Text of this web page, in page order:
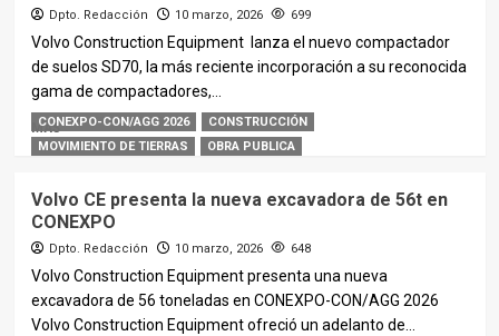
Dpto. Redacción 10 marzo, 2026 699
Volvo Construction Equipment lanza el nuevo compactador
de suelos SD70, la más reciente incorporación a su reconocida
gama de compactadores,...
MÁS
CONEXPO-CON/AGG 2026
CONSTRUCCIÓN
MOVIMIENTO DE TIERRAS
OBRA PUBLICA
Volvo CE presenta la nueva excavadora de 56t en
CONEXPO
Dpto. Redacción 10 marzo, 2026 648
Volvo Construction Equipment presenta una nueva
excavadora de 56 toneladas en CONEXPO-CON/AGG 2026
Volvo Construction Equipment ofreció un adelanto de...